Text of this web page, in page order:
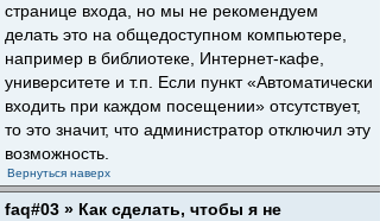
странице входа, но мы не рекомендуем
делать это на общедоступном компьютере,
например в библиотеке, Интернет-кафе,
университете и т.п. Если пункт «Автоматически
входить при каждом посещении» отсутствует,
то это значит, что администратор отключил эту
возможность.
Вернуться наверх
faq#03 » Как сделать, чтобы я не